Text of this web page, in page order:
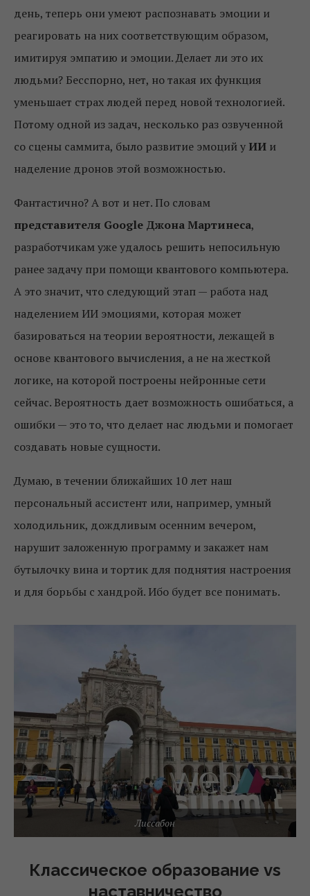
день, теперь они умеют распознавать эмоции и
реагировать на них соответствующим образом,
имитируя эмпатию и эмоции. Делает ли это их
людьми? Бесспорно, нет, но такая их функция
уменьшает страх людей перед новой технологией.
Потому одной из задач, несколько раз озвученной
со сцены саммита, было развитие эмоций у ИИ и
наделение дронов этой возможностью.
Фантастично? А вот и нет. По словам
представителя Google Джона Мартинеса,
разработчикам уже удалось решить непосильную
ранее задачу при помощи квантового компьютера.
А это значит, что следующий этап — работа над
наделением ИИ эмоциями, которая может
базироваться на теории вероятности, лежащей в
основе квантового вычисления, а не на жесткой
логике, на которой построены нейронные сети
сейчас. Вероятность дает возможность ошибаться, а
ошибки — это то, что делает нас людьми и помогает
создавать новые сущности.
Думаю, в течении ближайших 10 лет наш
персональный ассистент или, например, умный
холодильник, дождливым осенним вечером,
нарушит заложенную программу и закажет нам
бутылочку вина и тортик для поднятия настроения
и для борьбы с хандрой. Ибо будет все понимать.
Лиссабон
Классическое образование vs
наставничество